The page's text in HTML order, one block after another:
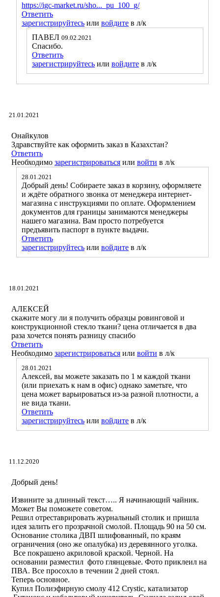
https://igc-market.ru/sho..._pu_100_g/
Ответить
зарегистрируйтесь или войдите в л/к
ПАВЕЛ 09.02.2021
Спасибо.
Ответить
зарегистрируйтесь или войдите в л/к
21.01.2021
Онайкулов
Здравствуйте как оформить заказ в Казахстан?
Ответить
Необходимо зарегистрироваться или войти в л/к
28.01.2021
Добрый день! Собираете заказ в корзину, оформляете
и ждёте обратного звонка от менеджера интернет-
магазина с инструкциями по оплате. Оформлением
документов для границы занимаются менеджеры
нашего магазина. Вам просто потребуется
предъявить паспорт в пункте выдачи.
Ответить
зарегистрируйтесь или войдите в л/к
18.01.2021
АЛЕКСЕЙ
скажите могу ли я получить образцы ровинговой и
конструкционной стекло ткани? цена отличается в два
раза хочется понять разницу спасибо
Ответить
Необходимо зарегистрироваться или войти в л/к
28.01.2021
Алексей, вы можете заказать по 1 м каждой ткани
(или приехать к нам в офис) однако заметьте, что
цена может варьироваться из-за разной плотности, а
не вида ткани.
Ответить
зарегистрируйтесь или войдите в л/к
11.12.2020
Добрый день!
Извините за длинный текст….. Я начинающий чайник.
Может Вы поможете советом.
Решил отреставрировать журнальный столик и пришла
идея залить его прозрачной смолой. Площадь 90 на 50 см.
Основание столика ДВП шлифованный, по краям
ограничения (оно же опалубка) из деревянного уголка.
Все покрашено акриловой краской. Черной. На
основании разместил фото глянцевые. Фото приклеил на
ПВА. Все просохло в течении 2 дней стоял.
Теперь основное.
Купил Полиэфирную смолу 412 Crystic, катализатор